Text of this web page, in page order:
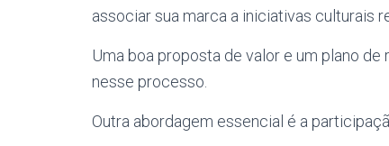
associar sua marca a iniciativas culturais
Uma boa proposta de valor e um plano
nesse processo.
Outra abordagem essencial é a